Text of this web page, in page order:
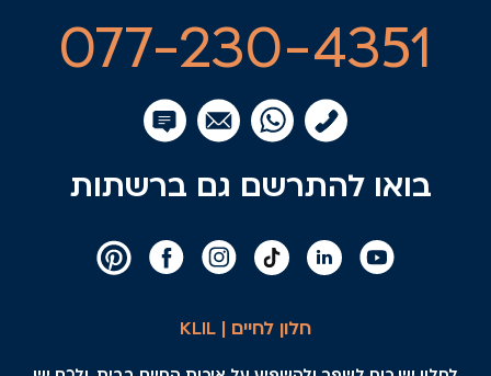
077-230-4351
בואו להתרשם גם ברשתות
חלון לחיים | KLIL